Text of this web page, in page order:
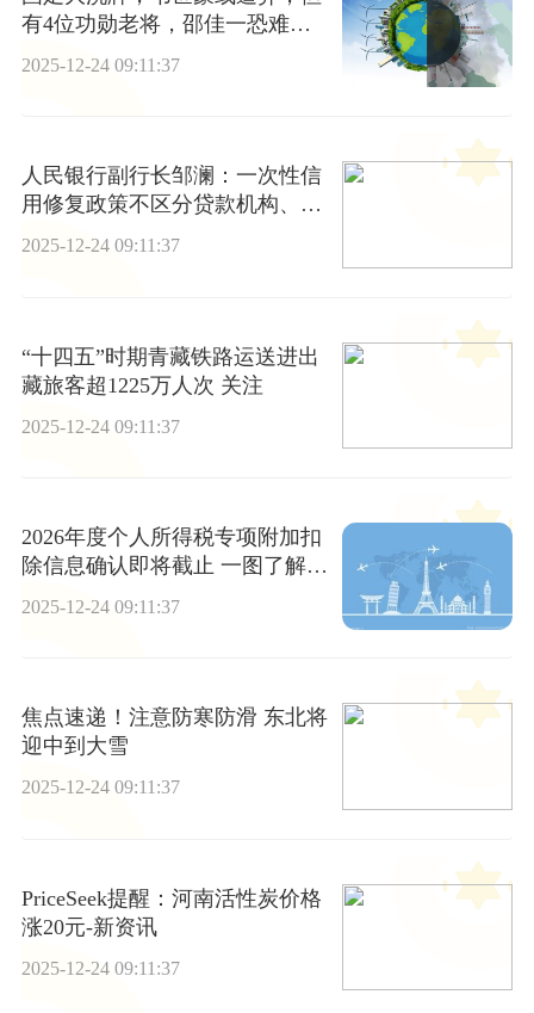
有4位功勋老将，邵佳一恐难以
2025-12-24 09:11:37
人民银行副行长邹澜：一次性信
用修复政策不区分贷款机构、贷
款类型
2025-12-24 09:11:37
“十四五”时期青藏铁路运送进出
藏旅客超1225万人次 关注
2025-12-24 09:11:37
2026年度个人所得税专项附加扣
除信息确认即将截止 一图了解如
2025-12-24 09:11:37
焦点速递！注意防寒防滑 东北将
迎中到大雪
2025-12-24 09:11:37
PriceSeek提醒：河南活性炭价格
涨20元-新资讯
2025-12-24 09:11:37